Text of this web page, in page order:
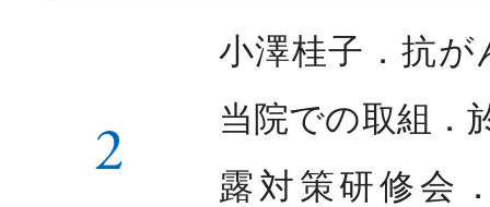
2
小澤桂子．抗が
当院での取組．
露対策研修会